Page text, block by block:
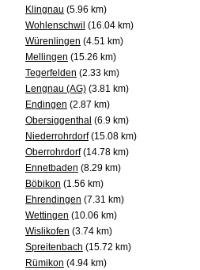
Klingnau (5.96 km)
Wohlenschwil (16.04 km)
Würenlingen (4.51 km)
Mellingen (15.26 km)
Tegerfelden (2.33 km)
Lengnau (AG) (3.81 km)
Endingen (2.87 km)
Obersiggenthal (6.9 km)
Niederrohrdorf(15.08 km)
Oberrohrdorf(14.78 km)
Ennetbaden (8.29 km)
Böbikon (1.56 km)
Ehrendingen (7.31 km)
Wettingen (10.06 km)
Wislikofen (3.74 km)
Spreitenbach (15.72 km)
Rümikon (4.94 km)